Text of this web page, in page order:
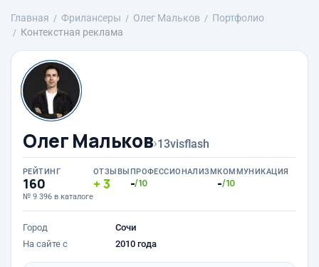
Главная Фрилансеры Олег Мальков
Портфолио
Контекстная реклама
Олег Мальков›13visflash
РЕЙТИНГ
160
№ 9 396 в каталоге
ОТЗЫВЫ
3
ПРОФЕССИОНАЛИЗМ
-/10
КОММУНИКАЦИЯ
-/10
Город
Сочи
На сайте с
2010 года